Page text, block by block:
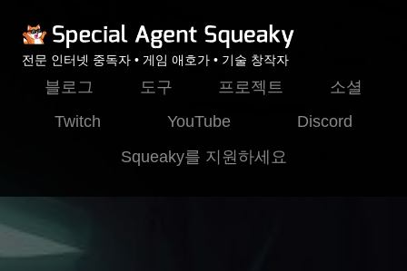
전문 인터넷 중독자 • 게임 애호가 • 기술 창작자
블로그 도구 프로젝트
소셜
Twitch
YouTube
Discord
Squeaky를 지원하세요